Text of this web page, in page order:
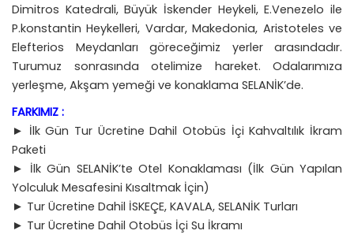
Dimitros Katedrali, Büyük İskender Heykeli, E.Venezelo ile
P.konstantin Heykelleri, Vardar, Makedonia, Aristoteles ve
Elefterios Meydanları göreceğimiz yerler arasındadır.
Turumuz sonrasında otelimize hareket. Odalarımıza
yerleşme, Akşam yemeği ve konaklama SELANİK’de.
FARKIMIZ :
► İlk Gün Tur Ücretine Dahil Otobüs İçi Kahvaltılık İkram
Paketi
► İlk Gün SELANİK’te Otel Konaklaması (İlk Gün Yapılan
Yolculuk Mesafesini Kısaltmak İçin)
► Tur Ücretine Dahil İSKEÇE, KAVALA, SELANİK Turları
► Tur Ücretine Dahil Otobüs İçi Su İkramı